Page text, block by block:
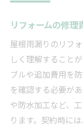
リフォームの修理
屋根雨漏りのリフ
しく理解すること
ブルや追加費用を
を確認する必要が
や防水加工など、
ります。契約時に